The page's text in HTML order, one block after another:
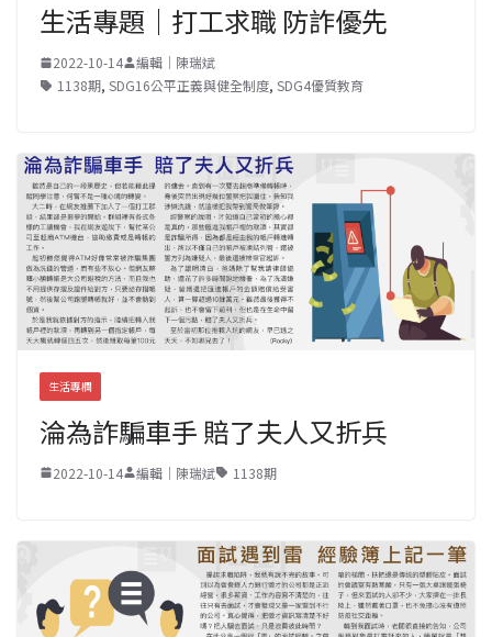
生活專題｜打工求職 防詐優先
2022-10-14
編輯｜陳瑞斌
1138期, SDG16公平正義與健全制度, SDG4優質教育
生活專欄
淪為詐騙車手 賠了夫人又折兵
2022-10-14 編輯｜陳瑞斌 1138期